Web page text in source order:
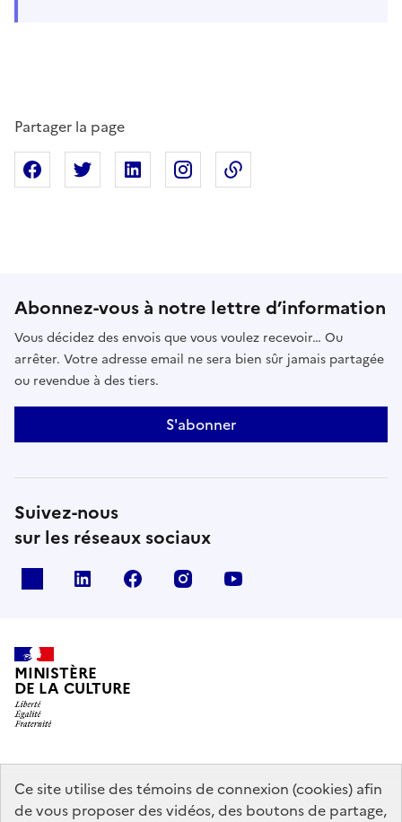
Ce site utilise des témoins de connexion (cookies) afin
de vous proposer des vidéos, des boutons de partage,
Partager la page
Partager sur Facebook
Partager sur XPartager sur Linkedin
Partager sur Instagram
Abonnez-vous à notre lettre d’information
Vous décidez des envois que vous voulez recevoir… Ou
arrêter. Votre adresse email ne sera bien sûr jamais partagée
ou revendue à des tiers.
S'abonner
Suivez-nous
sur les réseaux sociaux
linkedin facebook instagram
MINISTÈRE
DE LA CULTURE
data.gouv.fr legifrance.gouv.fr
info.gouv.fr